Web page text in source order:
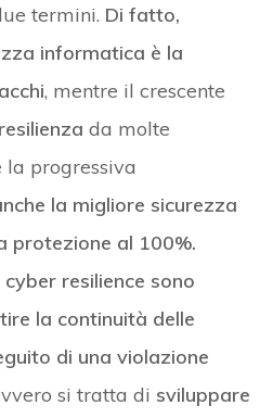
termini. Di fatto,
informatica è la
, mentre il crescente
resilienza da molte
progressiva
la migliore sicurezza
protezione al 100%.
resilience sono
la continuità delle
di una violazione
si tratta di sviluppare